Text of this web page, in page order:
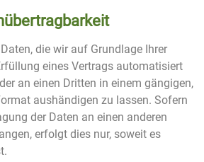
die wir auf Grundlage Ihrer
eines Vertrags automatisiert
an einen Dritten in einem gängigen,
aushändigen zu lassen. Sofern
der Daten an einen anderen
erfolgt dies nur, soweit es